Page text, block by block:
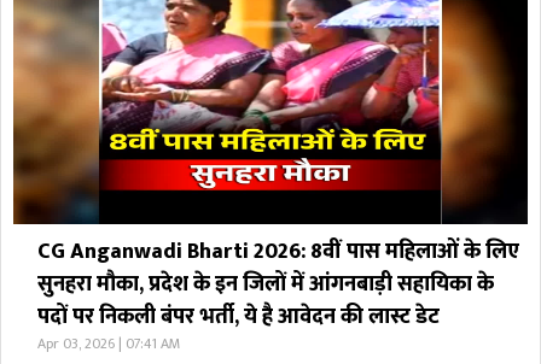
CG Anganwadi Bharti 2026: 8वीं पास महिलाओं के लिए
सुनहरा मौका, प्रदेश के इन जिलों में आंगनबाड़ी सहायिका के
पदों पर निकली बंपर भर्ती, ये है आवेदन की लास्ट डेट
Apr 03, 2026 | 07:41 AM